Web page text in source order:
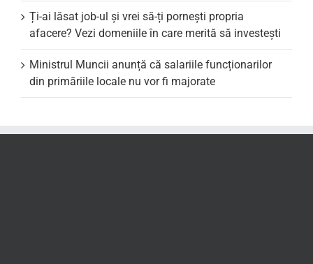
Ți-ai lăsat job-ul și vrei să-ți pornești propria
afacere? Vezi domeniile în care merită să investești
Ministrul Muncii anunță că salariile funcționarilor
din primăriile locale nu vor fi majorate